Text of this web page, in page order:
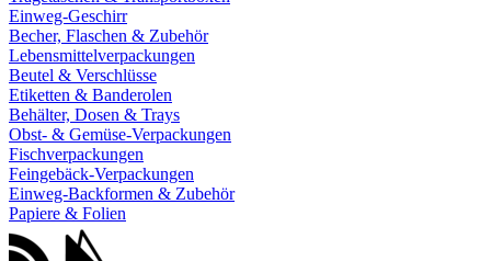
Einweg-Geschirr
Becher, Flaschen & Zubehör
Lebensmittelverpackungen
Beutel & Verschlüsse
Etiketten & Banderolen
Behälter, Dosen & Trays
Obst- & Gemüse-Verpackungen
Fischverpackungen
Feingebäck-Verpackungen
Einweg-Backformen & Zubehör
Papiere & Folien